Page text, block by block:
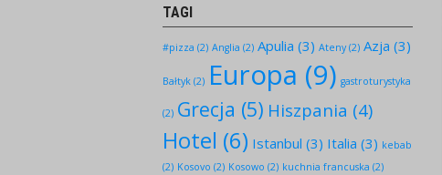
TAGI
#pizza (2) Anglia (2) Apulia (3) Ateny(2) Azja (3)
Bałtyk (2) Europa (9) gastroturystyka
(2) Grecja (5) Hiszpania (4)
Hotel (6) Istanbul (3) Italia (3) kebab
(2) Kosovo (2) Kosowo (2) kuchnia francuska (2)